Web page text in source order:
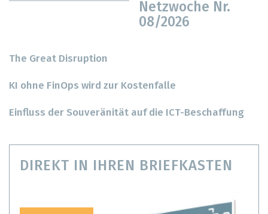
Netzwoche Nr.
08/2026
The Great Disruption
KI ohne FinOps wird zur Kostenfalle
Einfluss der Souveränität auf die ICT-Beschaffung
DIREKT IN IHREN BRIEFKASTEN